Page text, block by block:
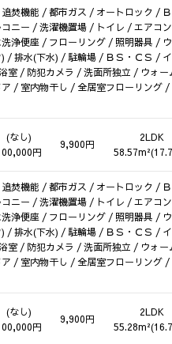
焚機能 / 都市ガス / オートロック /
ニー / 洗濯機置場 / トイレ / エアコ
浄便座 / フローリング / 照明器具 /
/ 排水(下水) / 駐輪場 / ＢＳ・ＣＳ /
室 / 防犯カメラ / 洗面所独立 / ウォ
/ 室内物干し / 全居室フローリング
(なし)
円
9,900円
2LDK
焚機能 / 都市ガス / オートロック /
ニー / 洗濯機置場 / トイレ / エアコ
浄便座 / フローリング / 照明器具 /
/ 排水(下水) / 駐輪場 / ＢＳ・ＣＳ /
室 / 防犯カメラ / 洗面所独立 / ウォ
/ 室内物干し / 全居室フローリング
(なし)
円
9,900円
2LDK